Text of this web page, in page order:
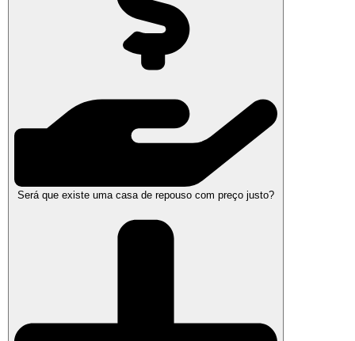
Será que existe uma casa de repouso com preço justo?